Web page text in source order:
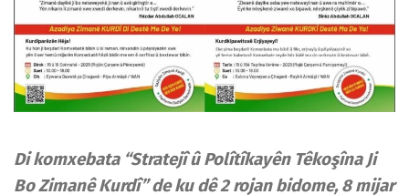
Di komxebata “Stratejî û Polîtîkayên Têkoşîna Ji
Bo Zimanê Kurdî” de ku dê 2 rojan bidome, 8 mijar